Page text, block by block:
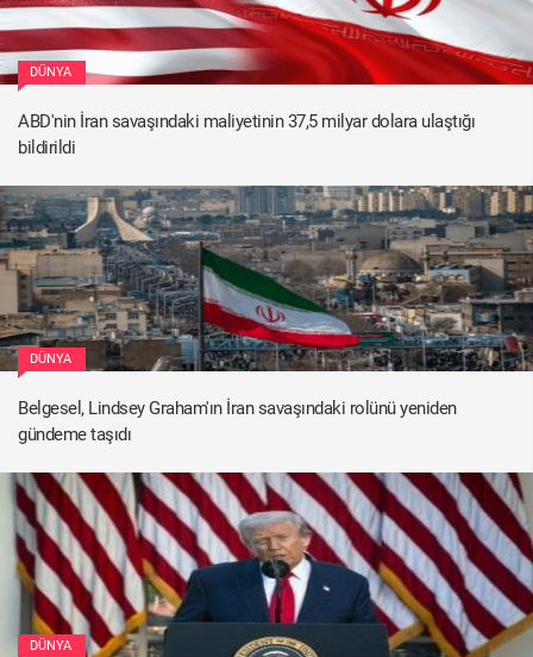
DÜNYA
ABD'nin İran savaşındaki maliyetinin 37,5 milyar dolara ulaştığı
bildirildi
DÜNYA
Belgesel, Lindsey Graham'ın İran savaşındaki rolünü yeniden
gündeme taşıdı
DÜNYA